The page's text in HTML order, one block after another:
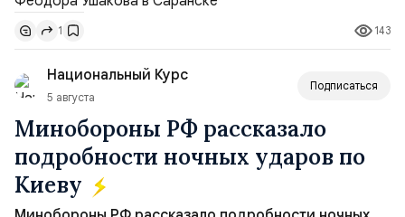
Балтийским флотом ВМФ России (2001–2006
гг.);Адмирал Владимир Петрович Комоедов,
командующий Черноморским флотом ВМФ России
(1998–2002 г...
1 143
Национальный Курс
5 августа
Подписаться
Минобороны РФ рассказало
подробности ночных ударов по
Киеву